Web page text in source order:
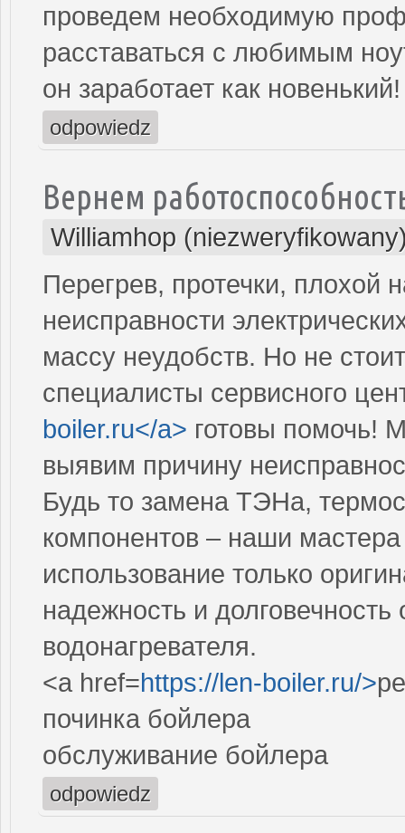
проведем необходимую
расставаться с любимым
он заработает как новенький!
odpowiedz
Вернем
Williamhop
Перегрев, протечки, плохой
неисправности
массу неудобств. Но не
специалисты сервисного
boiler.ru</a> готовы помочь!
выявим причину
Будь то замена ТЭНа,
компонентов – наши
использование только
надежность и долговечность
водонагревателя.
<a href=https://len-boiler.ru/>
починка бойлера
обслуживание бойлера
odpowiedz